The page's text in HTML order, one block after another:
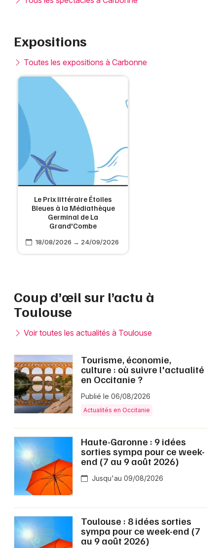
Expositions
Toutes les expositions à Carbonne
Le Prix littéraire Étoiles
Bleues à la Médiathèque
Germinal de La
Grand'Combe
18/08/2026 → 24/09/2026
Coup d’œil sur l’actu à
Toulouse
Voir toutes les actualités à Toulouse
Tourisme, économie,
culture : où suivre l'actualité
en Occitanie ?
Publié le 06/08/2026
Actualités en Occitanie
Haute-Garonne : 9 idées
sorties sympa pour ce week-
end (7 au 9 août 2026)
Jusqu'au 09/08/2026
Toulouse : 8 idées sorties
sympa pour ce week-end (7
au 9 août 2026)